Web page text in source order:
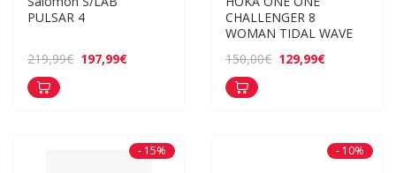
PULSAR 4
219,99€ 197,99€
CHALLENGER 8
WOMAN TIDAL WAVE
150,00€ 129,99€
- 15% - 10%